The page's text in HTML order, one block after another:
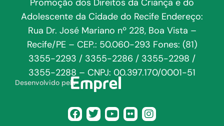
Promoção dos Direitos da Criança e do
Adolescente da Cidade do Recife Endereço:
Rua Dr. José Mariano nº 228, Boa Vista –
Recife/PE – CEP.: 50.060-293 Fones: (81)
3355-2293 / 3355-2286 / 3355-2298 /
3355-2288 – CNPJ: 00.397.170/0001-51
Desenvolvido pela